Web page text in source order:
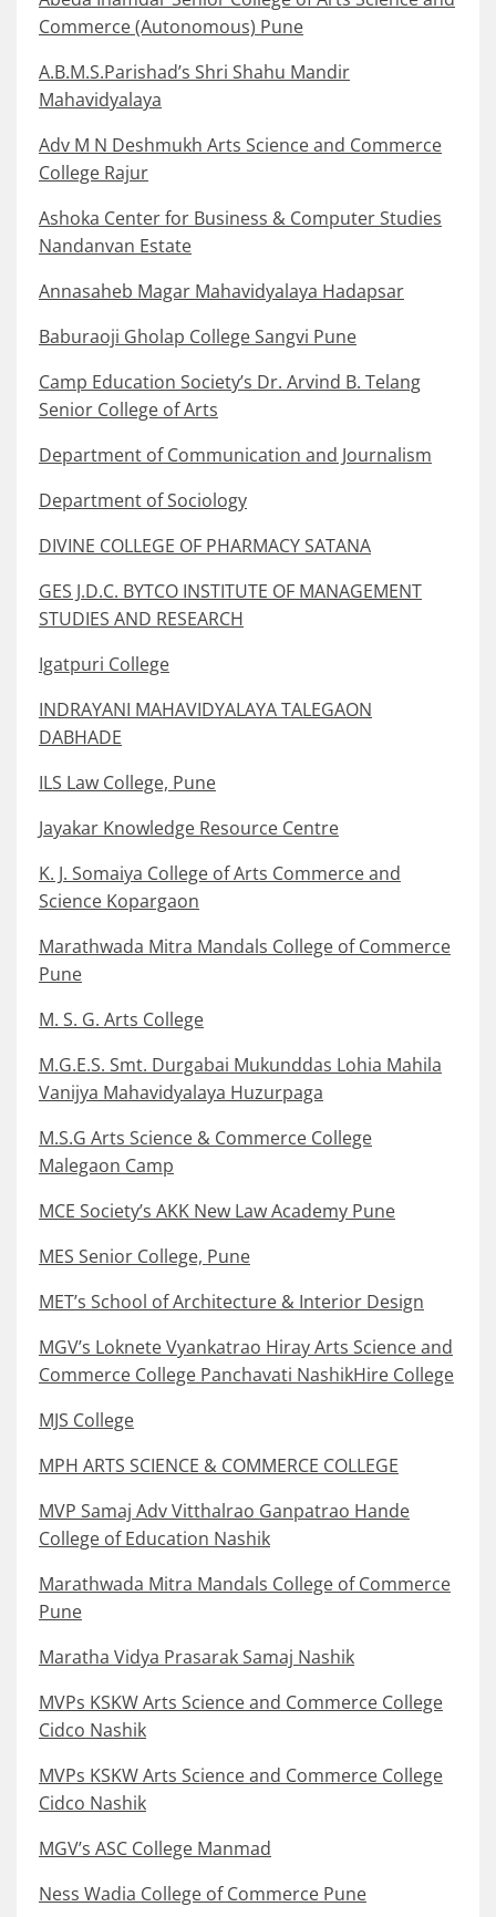
Commerce (Autonomous) Pune
A.B.M.S.Parishad’s Shri Shahu Mandir
Mahavidyalaya
Adv M N Deshmukh Arts Science and Commerce
College Rajur
Ashoka Center for Business & Computer Studies
Nandanvan Estate
Annasaheb Magar Mahavidyalaya Hadapsar
Baburaoji Gholap College Sangvi Pune
Camp Education Society’s Dr. Arvind B. Telang
Senior College of Arts
Department of Communication and Journalism
Department of Sociology
DIVINE COLLEGE OF PHARMACY SATANA
GES J.D.C. BYTCO INSTITUTE OF MANAGEMENT
STUDIES AND RESEARCH
Igatpuri College
INDRAYANI MAHAVIDYALAYA TALEGAON
DABHADE
ILS Law College, Pune
Jayakar Knowledge Resource Centre
K. J. Somaiya College of Arts Commerce and
Science Kopargaon
Marathwada Mitra Mandals College of Commerce
Pune
M. S. G. Arts College
M.G.E.S. Smt. Durgabai Mukunddas Lohia Mahila
Vanijya Mahavidyalaya Huzurpaga
M.S.G Arts Science & Commerce College
Malegaon Camp
MCE Society’s AKK New Law Academy Pune
MES Senior College, Pune
MET’s School of Architecture & Interior Design
MGV’s Loknete Vyankatrao Hiray Arts Science and
Commerce College Panchavati NashikHire College
MJS College
MPH ARTS SCIENCE & COMMERCE COLLEGE
MVP Samaj Adv Vitthalrao Ganpatrao Hande
College of Education Nashik
Marathwada Mitra Mandals College of Commerce
Pune
Maratha Vidya Prasarak Samaj Nashik
MVPs KSKW Arts Science and Commerce College
Cidco Nashik
MVPs KSKW Arts Science and Commerce College
Cidco Nashik
MGV’s ASC College Manmad
Ness Wadia College of Commerce Pune